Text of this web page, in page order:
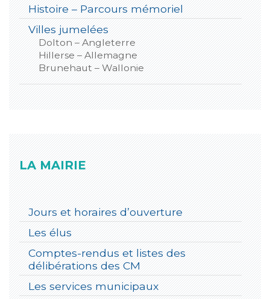
Histoire – Parcours mémoriel
Villes jumelées
Dolton – Angleterre
Hillerse – Allemagne
Brunehaut – Wallonie
LA MAIRIE
Jours et horaires d’ouverture
Les élus
Comptes-rendus et listes des
délibérations des CM
Les services municipaux